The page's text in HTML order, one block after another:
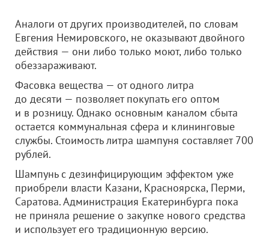
Аналоги от других производителей, по словам
Евгения Немировского, не оказывают двойного
действия — они либо только моют, либо только
обеззараживают.
Фасовка вещества — от одного литра
до десяти — позволяет покупать его оптом
и в розницу. Однако основным каналом сбыта
остается коммунальная сфера и клининговые
службы. Стоимость литра шампуня составляет 700
рублей.
Шампунь с дезинфицирующим эффектом уже
приобрели власти Казани, Красноярска, Перми,
Саратова. Администрация Екатеринбурга пока
не приняла решение о закупке нового средства
и использует его традиционную версию.